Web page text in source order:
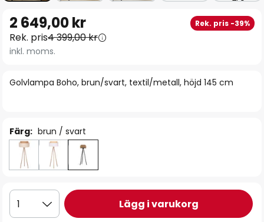
till
början
av
Golvlampa Boho, brun/svart, textil/metall, höjd 145 cm
2 649,00 kr Rek. pris -39%
Rek. pris4 399,00 kr
inkl. moms.
Färg: brun / svart
1 Lägg i varukorg